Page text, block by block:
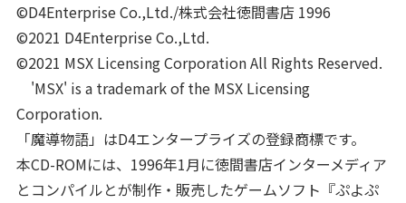
©D4Enterprise Co.,Ltd./株式会社徳間書店 1996
©2021 D4Enterprise Co.,Ltd.
©2021 MSX Licensing Corporation All Rights Reserved.
'MSX' is a trademark of the MSX Licensing
Corporation.
「魔導物語」はD4エンタープライズの登録商標です。
本CD-ROMには、1996年1月に徳間書店インターメディア
とコンパイルとが制作・販売したゲームソフト『ぷよぷ